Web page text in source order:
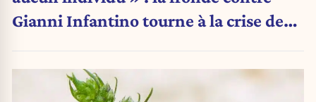
Gianni Infantino tourne à la crise de